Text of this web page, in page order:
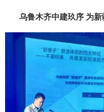
乌鲁木齐中建玖序 为